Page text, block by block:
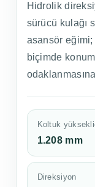
Hidrolik
sürücü kulağı
asansör
biçimde
Koltuk
1.208 mm
Direksiyon